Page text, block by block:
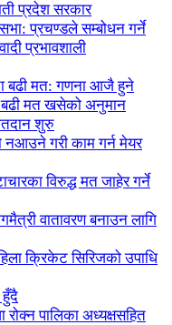
प्रदेश सरकार
प्रचण्डले सम्बोधन गर्ने
प्रभावशाली
बढी मत: गणना आजै हुने
बढी मत खसेको अनुमान
शुरु
नआउने गरी काम गर्न मेयर
विरुद्ध मत जाहेर गर्ने
वातावरण बनाउन लागि
क्रिकेट सिरिजको उपाधि
हुँदै
पालिका अध्यक्षसहित